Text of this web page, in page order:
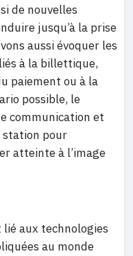
de nouvelles
jusqu’à la prise
aussi évoquer les
à la billettique,
paiement ou à la
possible, le
communication et
station pour
atteinte à l’image
aux technologies
au monde